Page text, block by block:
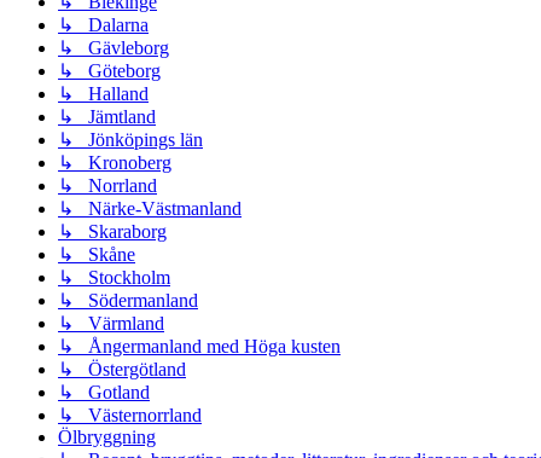
↳ Dalarna
↳ Gävleborg
↳ Göteborg
↳ Halland
↳ Jämtland
↳ Jönköpings län
↳ Kronoberg
↳ Norrland
↳ Närke-Västmanland
↳ Skaraborg
↳ Skåne
↳ Stockholm
↳ Södermanland
↳ Värmland
↳ Ångermanland med Höga kusten
↳ Östergötland
↳ Gotland
↳ Västernorrland
Ölbryggning